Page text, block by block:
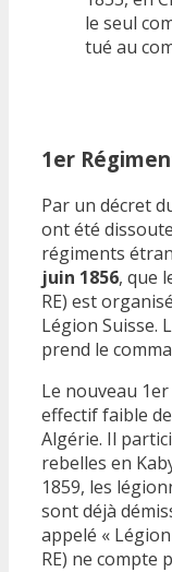
le seul
tué au
1er
Par un décret
ont été
régiments
juin 1856, que
RE) est
Légion Suisse.
prend le
Le nouveau
effectif faible
Algérie. Il
rebelles en
1859, les
sont déjà
appelé «
RE) ne compte